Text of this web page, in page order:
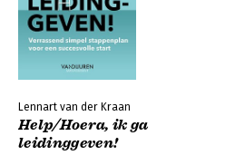
Lennart van der Kraan
Help/Hoera, ik ga
leidinggeven!